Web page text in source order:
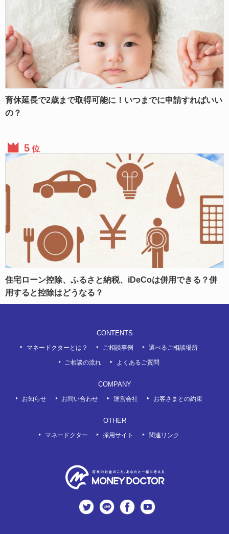
育休延長で2歳まで取得可能に！いつまでに申請すればいい
の？
位
住宅ローン控除、ふるさと納税、iDeCoは併用できる？併
用すると控除はどうなる？
CONTENTS
マネードクターとは？ ご相談事例 選べるご相談場所
ご相談の流れ よくあるご質問
COMPANY
お知らせ お問い合わせ 運営会社 お客さまとの約束
OTHER
マネードクター 採用サイト 関連リンク
twitter LINE Facebook